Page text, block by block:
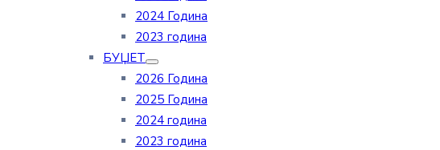
2024 Година
2023 година
БУЏЕТ
2026 Година
2025 Година
2024 година
2023 година